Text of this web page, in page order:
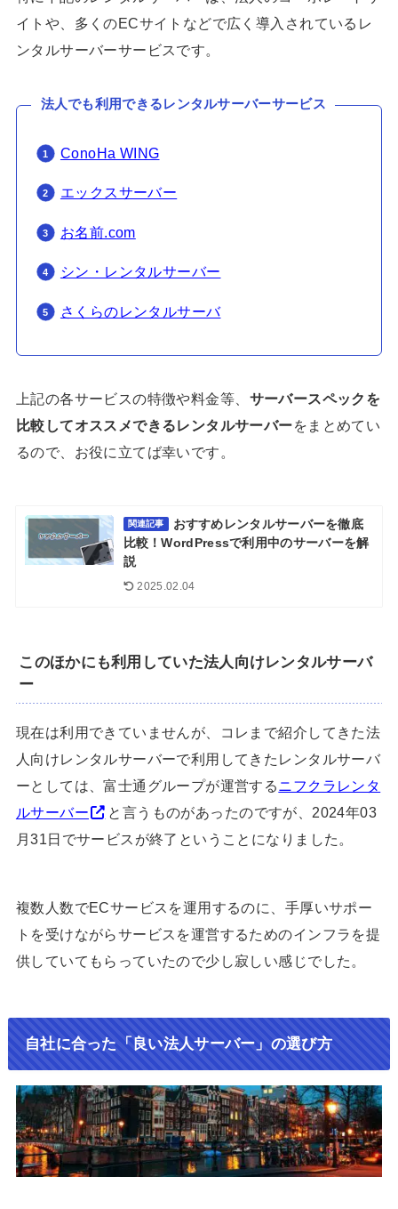
イトや、多くのECサイトなどで広く導入されているレ
ンタルサーバーサービスです。
法人でも利用できるレンタルサーバーサービス
ConoHa WING
エックスサーバー
お名前.com
シン・レンタルサーバー
さくらのレンタルサーバ
上記の各サービスの特徴や料金等、 サーバースペックを
比較してオススメできるレンタルサーバーをまとめてい
るので、お役に立てば幸いです。
関連記事
おすすめレンタルサーバーを徹底
比較！WordPressで利用中のサーバーを解
説
2025.02.04
このほかにも利用していた法人向けレンタルサーバ
ー
現在は利用できていませんが、コレまで紹介してきた法
人向けレンタルサーバーで利用してきたレンタルサーバ
ーとしては、富士通グループが運営するニフクラレンタ
ルサーバー
と言うものがあったのですが、2024年03
月31日でサービスが終了ということになりました。
複数人数でECサービスを運用するのに、手厚いサポー
トを受けながらサービスを運営するためのインフラを提
供していてもらっていたので少し寂しい感じでした。
自社に合った「良い法人サーバー」の選び方